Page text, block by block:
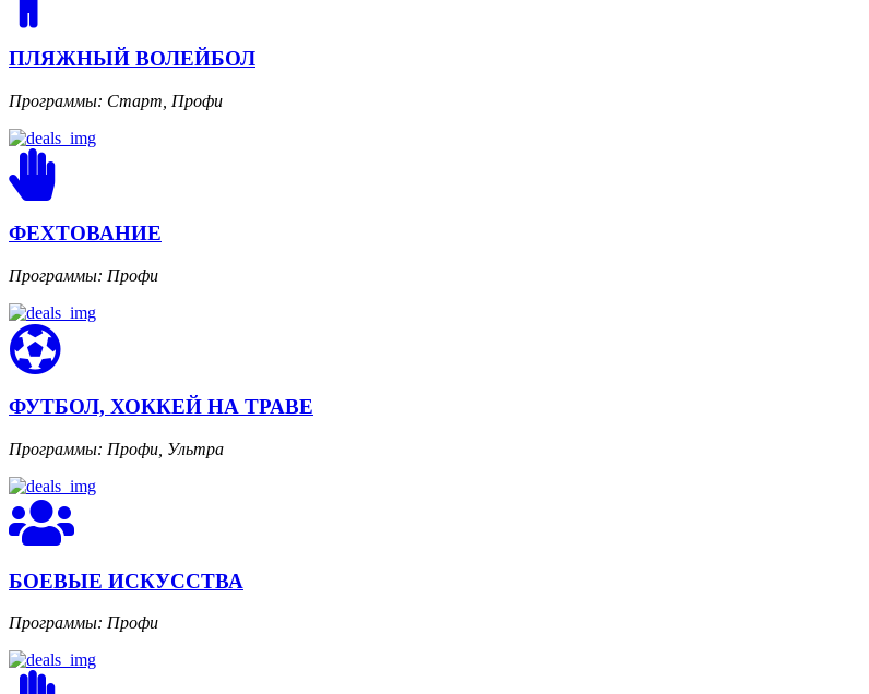
ПЛЯЖНЫЙ ВОЛЕЙБОЛ
Программы: Старт, Профи
ФЕХТОВАНИЕ
Программы: Профи
ФУТБОЛ, ХОККЕЙ НА ТРАВЕ
Программы: Профи, Ультра
БОЕВЫЕ ИСКУССТВА
Программы: Профи